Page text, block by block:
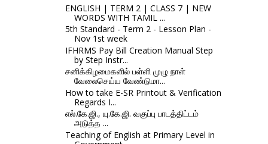
ENGLISH | TERM 2 | CLASS 7 | NEW
WORDS WITH TAMIL ...
5th Standard - Term 2 - Lesson Plan -
Nov 1st week
IFHRMS Pay Bill Creation Manual Step
by Step Instr...
சனிக்கிழமைகளில் பள்ளி முழு நாள்
வேலைசெய்ய வேண்டுமா...
How to take E-SR Printout & Verification
Regards I...
எல்.கே.ஜி., யு.கே.ஜி. வகுப்பு பாடத்திட்டம்
அடுத்த ...
Teaching of English at Primary Level in